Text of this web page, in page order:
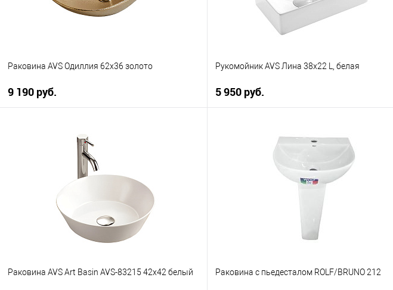
Раковина AVS Одиллия 62x36 золото
9 190 руб.
В наличии
Рукомойник AVS Лина 38х22 L, белая
5 950 руб.
К сравнению
В наличии
Раковина AVS Art Basin AVS-83215 42х42 белый Раковина с пьедесталом ROLF/BRUNO 212